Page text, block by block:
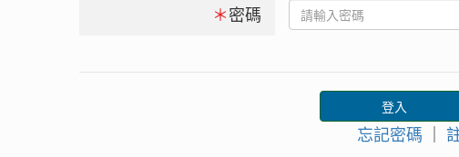
＊密碼
忘記密碼 ｜